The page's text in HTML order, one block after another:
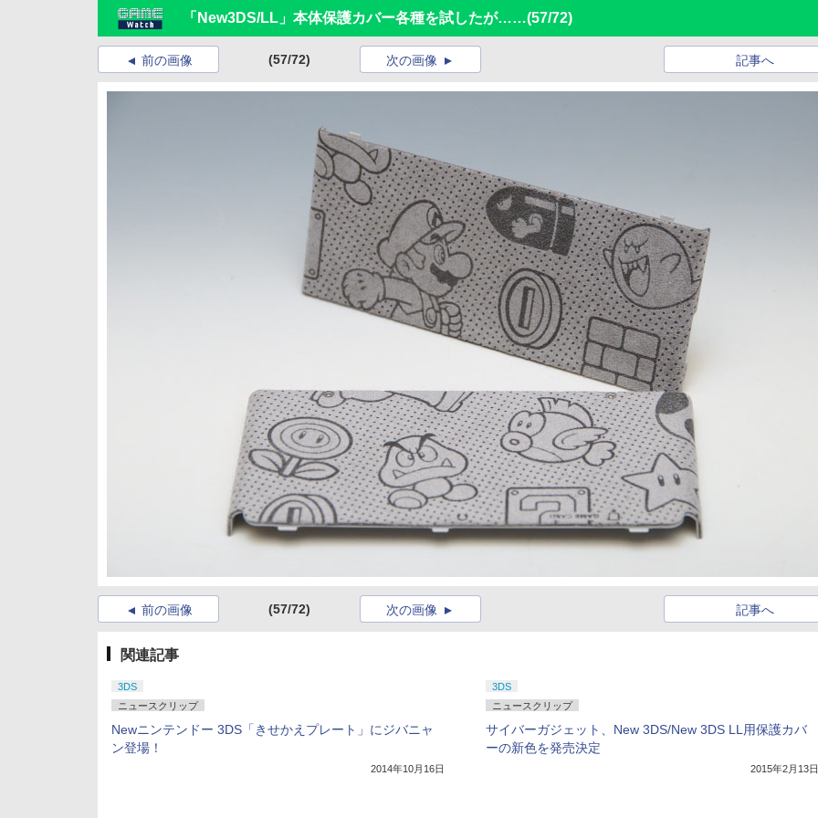
「New3DS/LL」本体保護カバー各種を試したが……(57/72)
前の画像 (57/72) 記事へ
次の画像
前の画像 (57/72) 記事へ
次の画像
関連記事
3DS
ニュースクリップ
Newニンテンドー 3DS「きせかえプレート」にジバニャ
ン登場！
2014年10月16日
3DS
ニュースクリップ
サイバーガジェット、New 3DS/New 3DS LL用保護カバ
ーの新色を発売決定
2015年2月13日